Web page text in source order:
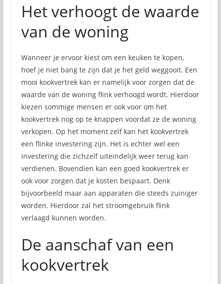
Het verhoogt de waarde
van de woning
Wanneer je ervoor kiest om een keuken te kopen,
hoef je niet bang te zijn dat je het geld weggooit. Een
mooi kookvertrek kan er namelijk voor zorgen dat de
waarde van de woning flink verhoogd wordt. Hierdoor
kiezen sommige mensen er ook voor om het
kookvertrek nog op te knappen voordat ze de woning
verkopen. Op het moment zelf kan het kookvertrek
een flinke investering zijn. Het is echter wel een
investering die zichzelf uiteindelijk weer terug kan
verdienen. Bovendien kan een goed kookvertrek er
ook voor zorgen dat je kosten bespaart. Denk
bijvoorbeeld maar aan apparaten die steeds zuiniger
worden. Hierdoor zal het stroomgebruik flink
verlaagd kunnen worden.
De aanschaf van een
kookvertrek